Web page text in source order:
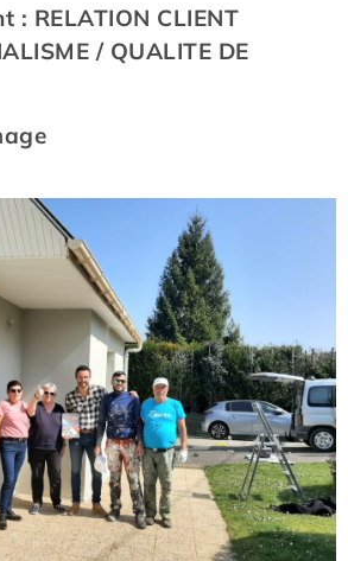
: RELATION CLIENT
/ QUALITE DE